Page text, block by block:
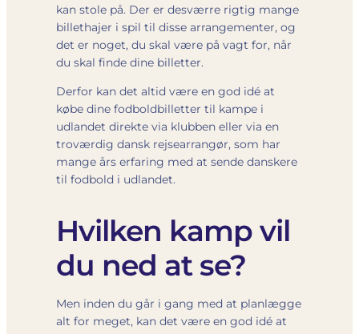
kan stole på. Der er desværre rigtig mange
billethajer i spil til disse arrangementer, og
det er noget, du skal være på vagt for, når
du skal finde dine billetter.
Derfor kan det altid være en god idé at
købe dine fodboldbilletter til kampe i
udlandet direkte via klubben eller via en
troværdig dansk rejsearrangør, som har
mange års erfaring med at sende danskere
til fodbold i udlandet.
Hvilken kamp vil
du ned at se?
Men inden du går i gang med at planlægge
alt for meget, kan det være en god idé at